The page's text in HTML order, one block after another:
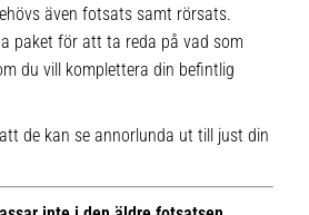
även fotsats samt rörsats.
paket för att ta reda på vad som
du vill komplettera din befintlig
de kan se annorlunda ut till just din